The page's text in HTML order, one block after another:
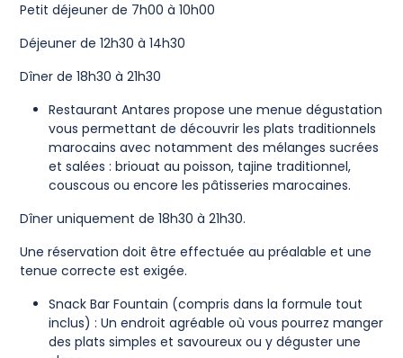
Petit déjeuner de 7h00 à 10h00
Déjeuner de 12h30 à 14h30
Dîner de 18h30 à 21h30
Restaurant Antares propose une menue dégustation
vous permettant de découvrir les plats traditionnels
marocains avec notamment des mélanges sucrées
et salées : briouat au poisson, tajine traditionnel,
couscous ou encore les pâtisseries marocaines.
Dîner uniquement de 18h30 à 21h30.
Une réservation doit être effectuée au préalable et une
tenue correcte est exigée.
Snack Bar Fountain (compris dans la formule tout
inclus) : Un endroit agréable où vous pourrez manger
des plats simples et savoureux ou y déguster une